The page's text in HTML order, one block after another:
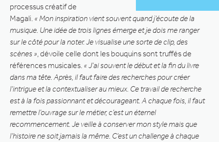
processus créatif de
Magali. « Mon inspiration vient souvent quand j’écoute de la
musique. Une idée de trois lignes émerge et je dois me ranger
sur le côté pour la noter. Je visualise une sorte de clip, des
scènes » , dévoile celle dont les bouquins sont truffés de
références musicales. « J’ai souvent le début et la fin du livre
dans ma tête. Après, il faut faire des recherches pour créer
l’intrigue et la contextualiser au mieux. Ce travail de recherche
est à la fois passionnant et décourageant. A chaque fois, il faut
remettre l’ouvrage sur le métier, c’est un éternel
recommencement. Je veille à conserver mon style mais que
l’histoire ne soit jamais la même. C’est un challenge à chaque